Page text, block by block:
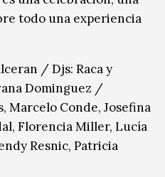
todo una experiencia
/ Djs: Raca y
Dominguez /
Marcelo Conde, Josefina
Florencia Miller, Lucía
Resnic, Patricia